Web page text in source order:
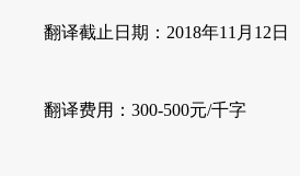
翻译截止日期：2018年11月12日
翻译费用：300-500元/千字